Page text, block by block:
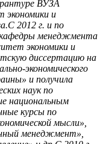
ВУЗА
экономики и
2012 г. и по
менеджмента
экономики и
диссертацию на
экономического
и получила
наук по
национальным
курсы по
мысли»,
менеджмент»,